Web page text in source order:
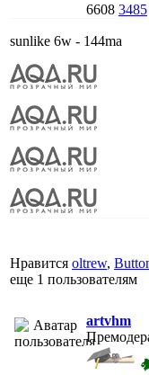
6608 3485
sunlike 6w - 144mа
Нравится oltrew,
еще 1 пользователям
artvhm